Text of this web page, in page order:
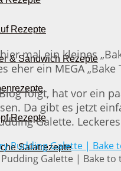
Rezepte
& Sandwich Rezepte
Rezepte
Salatrezepte
mal ein kleines
eher ein MEGA
folgt, hat vor ein
Da gibt es jetzt
Galette.
Galette | Bake to